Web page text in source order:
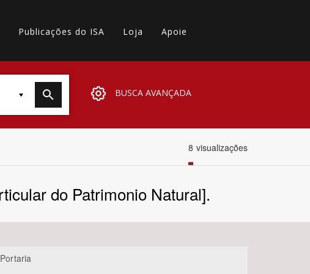
Publicações do ISA Loja Apoie
BUSCA AVANÇADA
8 visualizações
do Patrimonio Natural].
Portaria